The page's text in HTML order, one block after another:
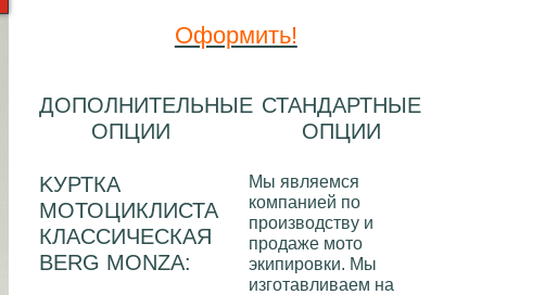
Оформить!
ДОПОЛНИТЕЛЬНЫЕ
ОПЦИИ
KУРТКА
МОТОЦИКЛИСТА
КЛАССИЧЕСКАЯ
BERG MONZA:
СТАНДАРТНЫЕ
ОПЦИИ
Мы являемся
компанией по
производству и
продаже мото
экипировки. Мы
изготавливаем на